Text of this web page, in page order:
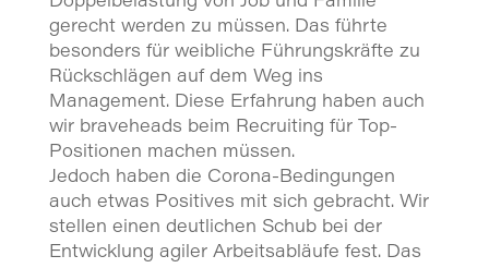
gerecht werden zu müssen. Das führte
besonders für weibliche Führungskräfte zu
Rückschlägen auf dem Weg ins
Management. Diese Erfahrung haben auch
wir braveheads beim Recruiting für Top-
Positionen machen müssen.
Jedoch haben die Corona-Bedingungen
auch etwas Positives mit sich gebracht. Wir
stellen einen deutlichen Schub bei der
Entwicklung agiler Arbeitsabläufe fest. Das